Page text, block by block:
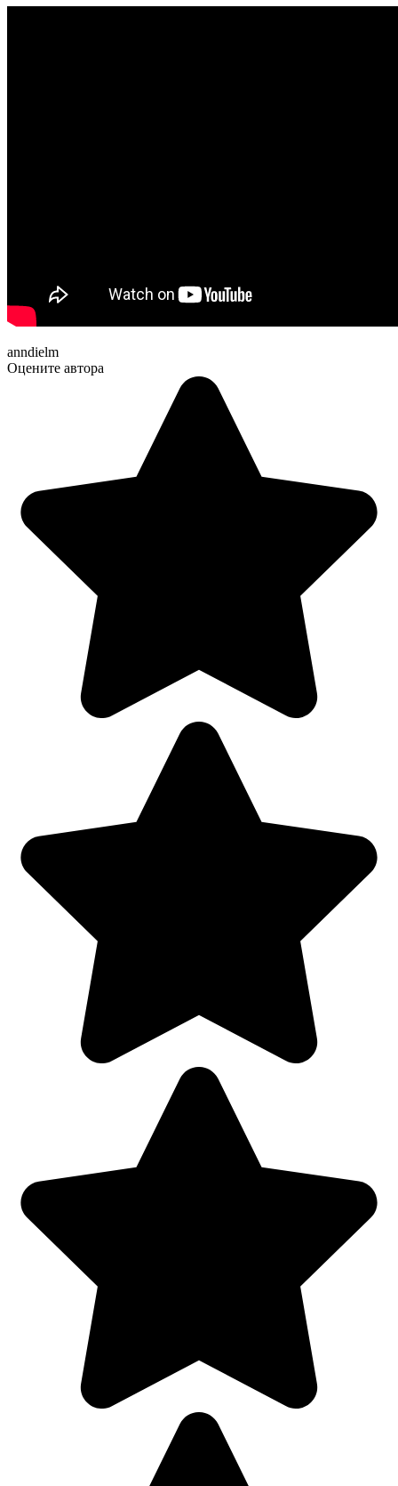
anndielm
Оцените автора